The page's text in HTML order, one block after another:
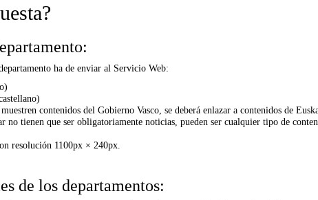
ha de enviar al Servicio Web:
contenidos del Gobierno Vasco, se deberá enlazar a contenidos de
no tienen que ser obligatoriamente noticias, pueden ser cualquier tipo de
resolución 1100px × 240px.
de los departamentos: